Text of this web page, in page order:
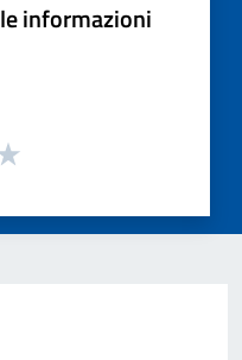
informazioni